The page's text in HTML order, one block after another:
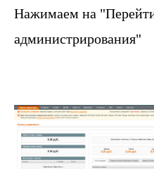
Нажимаем на
администрирования"